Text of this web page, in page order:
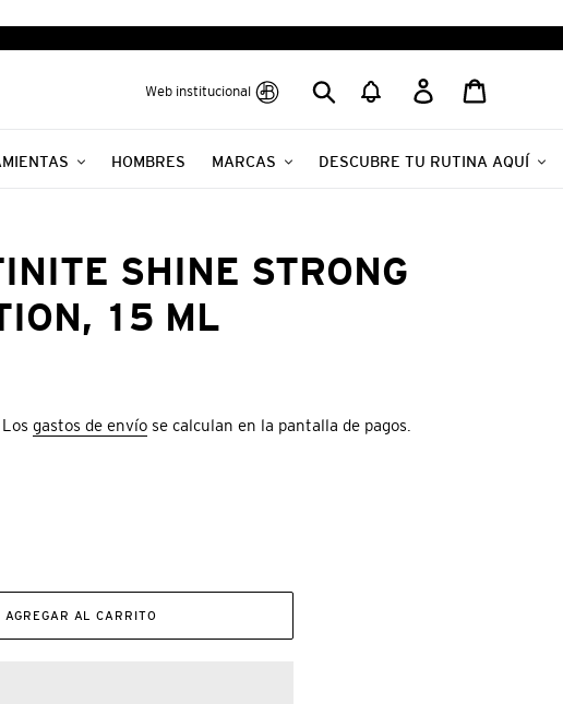
Web institucional Buscar Ingresar
HOMBRES MARCAS DESCUBRE TU RUTINA AQUÍ
SHINE STRONG
15 ML
gastos de envío se calculan en la pantalla de pagos.
AGREGAR AL CARRITO